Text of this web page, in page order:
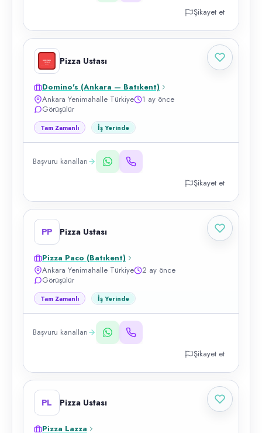
Şikayet et
Pizza Ustası
Domino's (Ankara — Batıkent)
Ankara Yenimahalle Türkiye
1 ay önce
Görüşülür
Tam Zamanlı İş Yerinde
Başvuru kanalları
Şikayet et
PP Pizza Ustası
Pizza Paco (Batıkent)
Ankara Yenimahalle Türkiye
2 ay önce
Görüşülür
Tam Zamanlı İş Yerinde
Başvuru kanalları
Şikayet et
PL Pizza Ustası
Pizza Lazza